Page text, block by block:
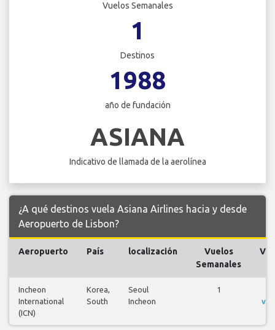
Vuelos Semanales
1
Destinos
1988
año de fundación
ASIANA
Indicativo de llamada de la aerolínea
¿A qué destinos vuela Asiana Airlines hacia y desde
Aeropuerto de Lisbon?
Aeropuerto País localización
Vuelos
Semanales
Incheon
International
(ICN)
Korea,
South
Seoul
Incheon
1